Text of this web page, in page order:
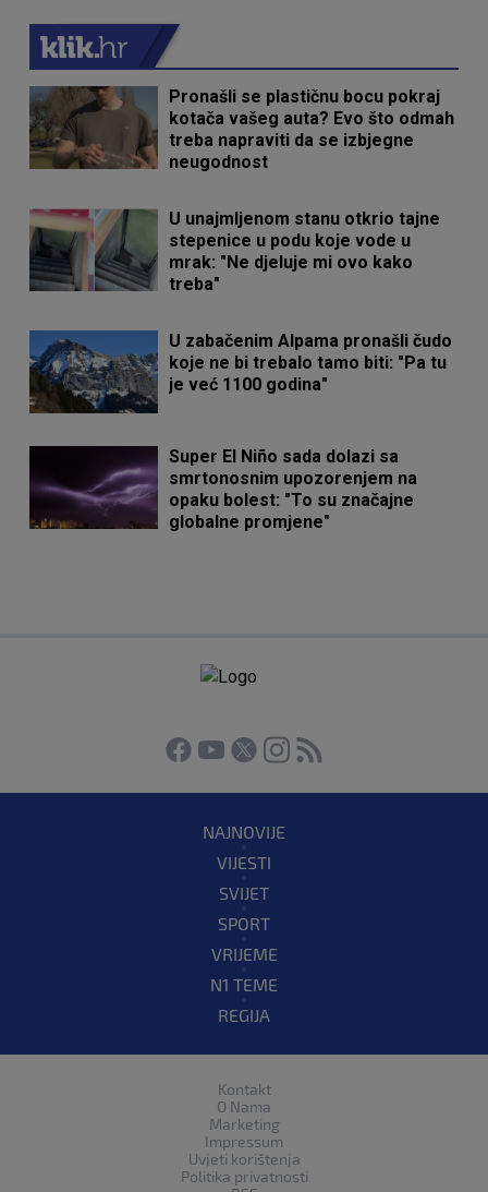
Pronašli se plastičnu bocu pokraj
kotača vašeg auta? Evo što odmah
treba napraviti da se izbjegne
neugodnost
U unajmljenom stanu otkrio tajne
stepenice u podu koje vode u
mrak: "Ne djeluje mi ovo kako
treba"
U zabačenim Alpama pronašli čudo
koje ne bi trebalo tamo biti: "Pa tu
je već 1100 godina"
Super El Niño sada dolazi sa
smrtonosnim upozorenjem na
opaku bolest: "To su značajne
globalne promjene"
NAJNOVIJE
VIJESTI
SVIJET
SPORT
VRIJEME
N1 TEME
REGIJA
Kontakt
O Nama
Marketing
Impressum
Uvjeti korištenja
Politika privatnosti